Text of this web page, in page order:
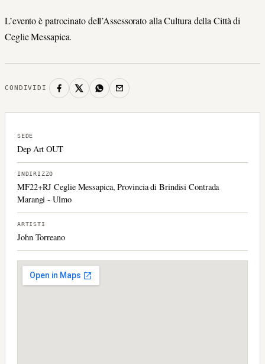
L’evento è patrocinato dell’Assessorato alla Cultura della Città di
Ceglie Messapica.
CONDIVIDI
SEDE
Dep Art OUT
INDIRIZZO
MF22+RJ Ceglie Messapica, Provincia di Brindisi Contrada
Marangi - Ulmo
ARTISTI
John Torreano